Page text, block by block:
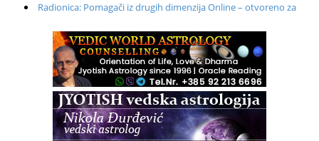
Radionica: Pomagači iz drugih dimenzija Online – otvoreno za
Zagreb+Online
Osnovni ThetaHealing® tečaj, Zagreb i Online
Zagreb
Osnovna radionica za izscjeljivanje pranom (Basic Pranic
Healing course)